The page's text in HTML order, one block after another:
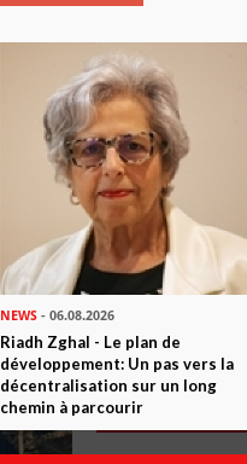
LEADERS
NEWS- 06.08.2026
Riadh Zghal - Le plan de
développement: Un pas vers la
décentralisation sur un long
chemin à parcourir